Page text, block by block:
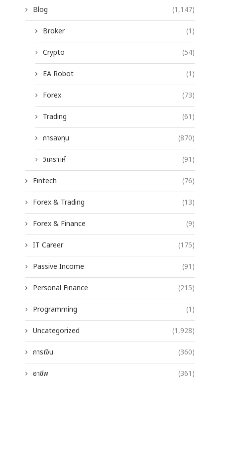
Blog (1,147)
Broker (1)
Crypto (54)
EA Robot (1)
Forex (73)
Trading (61)
การลงทุน (870)
วิเคราะห์ (91)
Fintech (76)
Forex & Trading (13)
Forex & Finance (9)
IT Career (175)
Passive Income (91)
Personal Finance (215)
Programming (1)
Uncategorized (1,928)
การเงิน (360)
อาชีพ (361)